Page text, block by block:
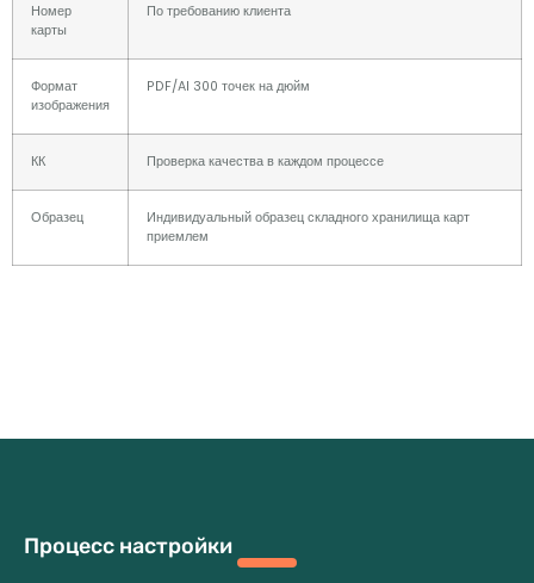
Номер
карты
По требованию клиента
Формат
изображения
PDF/AI 300 точек на дюйм
КК Проверка качества в каждом процессе
Образец
Индивидуальный образец складного хранилища карт
приемлем
Процесс настройки